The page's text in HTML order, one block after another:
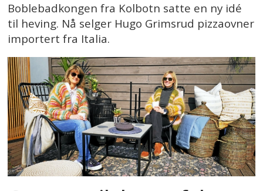
Boblebadkongen fra Kolbotn satte en ny idé
til heving. Nå selger Hugo Grimsrud pizzaovner
importert fra Italia.